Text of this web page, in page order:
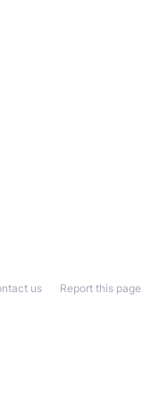
Report this page
us